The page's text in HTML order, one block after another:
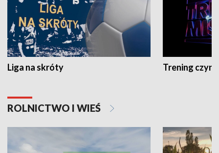
Liga na skróty Trening czyni
ROLNICTWO I WIEŚ